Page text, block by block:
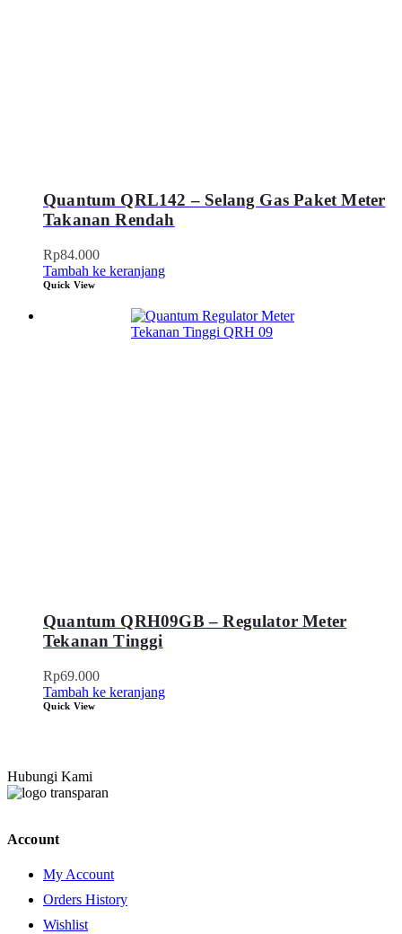
Quantum QRL142 – Selang Gas Paket Meter
Takanan Rendah
Rp84.000
Tambah ke keranjang
Quick View
Quantum QRH09GB – Regulator Meter
Tekanan Tinggi
Rp69.000
Tambah ke keranjang
Quick View
Hubungi Kami
Account
My Account
Orders History
Wishlist